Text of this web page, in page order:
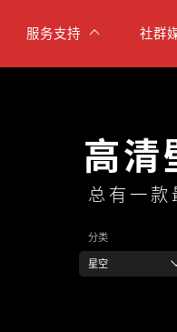
服务支持 社群
高清
总有一
分类
星空